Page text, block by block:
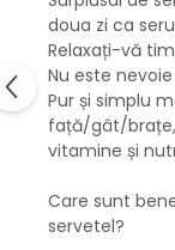
doua zi ca
Relaxați-vă
Nu este
Pur și simplu
față/gât/
vitamine și
Care sunt
servetel?